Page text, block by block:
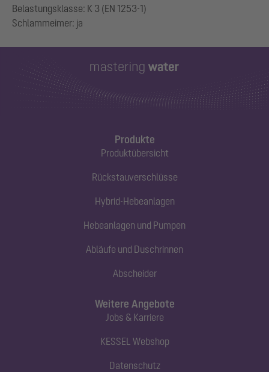
Belastungsklasse: K 3 (EN 1253-1)
Produkte
Produktübersicht
Rückstauverschlüsse
Hybrid-Hebeanlagen
Hebeanlagen und Pumpen
Abläufe und Duschrinnen
Abscheider
Weitere Angebote
Jobs & Karriere
KESSEL Webshop
Datenschutz